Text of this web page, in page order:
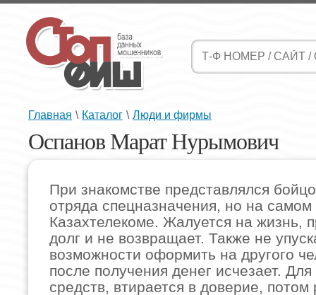
Главная \ Каталог \ Люди и фирмы
Оспанов Марат Нурымович
При знакомстве представлялся
отряда спецназначения, но на
Казахтелекоме. Жалуется на жизнь,
долг и не возвращает. Также не
возможности оформить на другого
после получения денег исчезает.
средств, втирается в доверие, потом